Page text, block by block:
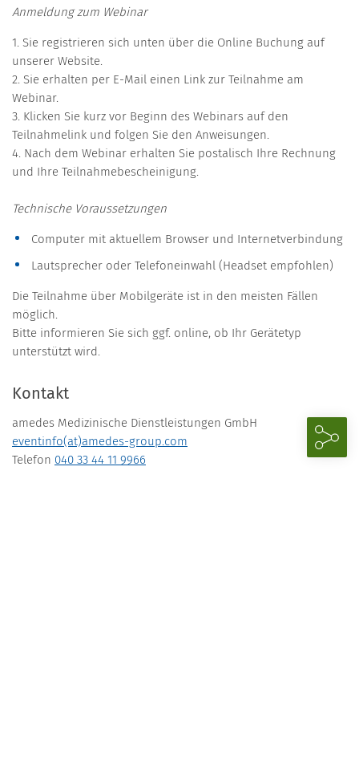
Anmeldung zum Webinar
1. Sie registrieren sich unten über die Online Buchung auf
unserer Website.
2. Sie erhalten per E-Mail einen Link zur Teilnahme am
Webinar.
3. Klicken Sie kurz vor Beginn des Webinars auf den
Teilnahmelink und folgen Sie den Anweisungen.
4. Nach dem Webinar erhalten Sie postalisch Ihre Rechnung
und Ihre Teilnahmebescheinigung.
Technische Voraussetzungen
Computer mit aktuellem Browser und Internetverbindung
Lautsprecher oder Telefoneinwahl (Headset empfohlen)
Die Teilnahme über Mobilgeräte ist in den meisten Fällen
möglich.
Bitte informieren Sie sich ggf. online, ob Ihr Gerätetyp
unterstützt wird.
Kontakt
amedes Medizinische Dienstleistungen GmbH
eventinfo(at)amedes-group.com
Telefon 040 33 44 11 9966